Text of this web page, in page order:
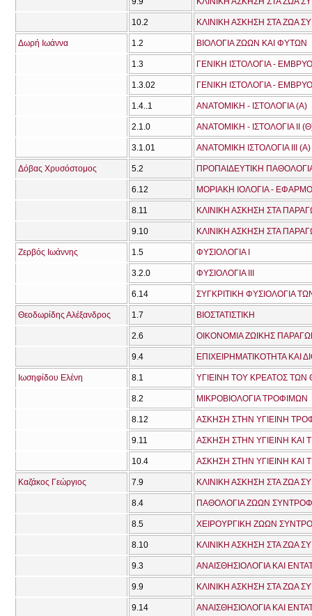
10.2 ΚΛΙΝΙΚΗ ΑΣΚΗΣΗ ΣΤΑ ΖΩΑ
Δωρή Ιωάννα 1.2 ΒΙΟΛΟΓΙΑ ΖΩΩΝ ΚΑΙ ΦΥΤΩΝ
1.3 ΓΕΝΙΚΗ ΙΣΤΟΛΟΓΙΑ -
1.3.02 ΓΕΝΙΚΗ ΙΣΤΟΛΟΓΙΑ -
1.4..1 ΑΝΑΤΟΜΙΚΗ - ΙΣΤΟΛΟΓΙΑ (Α)
2.1.0 ΑΝΑΤΟΜΙΚΗ - ΙΣΤΟΛΟΓΙΑ ΙΙ
3.1.01 ΑΝΑΤΟΜΙΚΗ ΙΣΤΟΛΟΓΙΑ ΙΙΙ (A)
Δόβας Χρυσόστομος 5.2 ΠΡΟΠΑΙΔΕΥΤΙΚΗ
6.12
8.11 ΚΛΙΝΙΚΗ ΑΣΚΗΣΗ ΣΤΑ
9.10 ΚΛΙΝΙΚΗ ΑΣΚΗΣΗ ΣΤΑ
Ζερβός Ιωάννης 1.5 ΦΥΣΙΟΛΟΓΙΑ Ι
3.2.0 ΦΥΣΙΟΛΟΓΙΑ ΙΙΙ
6.14 ΣΥΓΚΡΙΤΙΚΗ ΦΥΣΙΟΛΟΓΙΑ
Θεοδωρίδης Αλέξανδρος 1.7 ΒΙΟΣΤΑΤΙΣΤΙΚΗ
2.6 ΟΙΚΟΝΟΜΙΑ ΖΩΙΚΗΣ
9.4 ΕΠΙΧΕΙΡΗΜΑΤΙΚΟΤΗΤΑ ΚΑΙ
Ιωσηφίδου Ελένη 8.1 ΥΓΙΕΙΝΗ ΤΟΥ ΚΡΕΑΤΟΣ
8.2 ΜΙΚΡΟΒΙΟΛΟΓΙΑ ΤΡΟΦΙΜΩΝ
8.12 ΑΣΚΗΣΗ ΣΤΗΝ ΥΓΙΕΙΝΗ
9.11 ΑΣΚΗΣΗ ΣΤΗΝ ΥΓΙΕΙΝΗ
10.4 ΑΣΚΗΣΗ ΣΤΗΝ ΥΓΙΕΙΝΗ
Καζάκος Γεώργιος 7.9 ΚΛΙΝΙΚΗ ΑΣΚΗΣΗ ΣΤΑ ΖΩΑ
8.4 ΠΑΘΟΛΟΓΙΑ ΖΩΩΝ
8.5 ΧΕΙΡΟΥΡΓΙΚΗ ΖΩΩΝ
8.10 ΚΛΙΝΙΚΗ ΑΣΚΗΣΗ ΣΤΑ ΖΩΑ
9.3 ΑΝΑΙΣΘΗΣΙΟΛΟΓΙΑ ΚΑΙ
9.9 ΚΛΙΝΙΚΗ ΑΣΚΗΣΗ ΣΤΑ ΖΩΑ
9.14 ΑΝΑΙΣΘΗΣΙΟΛΟΓΙΑ ΚΑΙ